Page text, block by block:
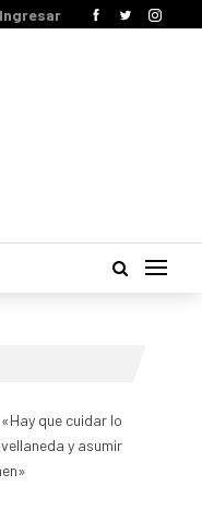
Ingresar
que cuidar lo
y asumir